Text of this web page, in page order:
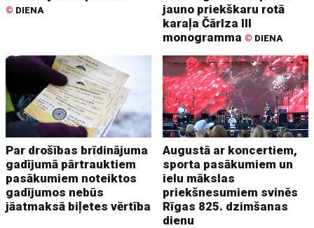
© DIENA
jauno priekškaru rotā
karaļa Čārlza III
monogramma © DIENA
Par drošības brīdinājuma
gadījumā pārtrauktiem
pasākumiem noteiktos
gadījumos nebūs
jāatmaksā biļetes vērtība
Augustā ar koncertiem,
sporta pasākumiem un
ielu mākslas
priekšnesumiem svinēs
Rīgas 825. dzimšanas
dienu